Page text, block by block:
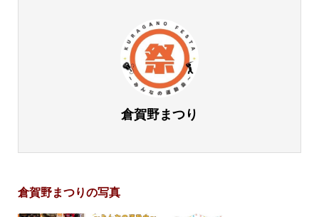
倉賀野まつり
倉賀野まつりの写真